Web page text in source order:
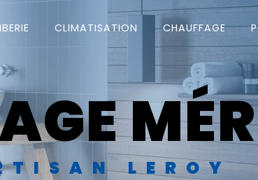
CLIMATISATION CHAUFFAGE
LEROY